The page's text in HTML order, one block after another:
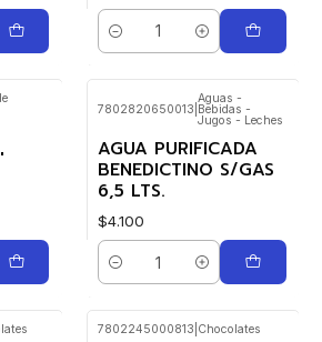
Cantidad
7802820650013
Aguas -
Bebidas -
Jugos - Leches
AGUA PURIFICADA
BENEDICTINO S/GAS
6,5 LTS.
$4.100
Cantidad
7802245000813 Chocolates